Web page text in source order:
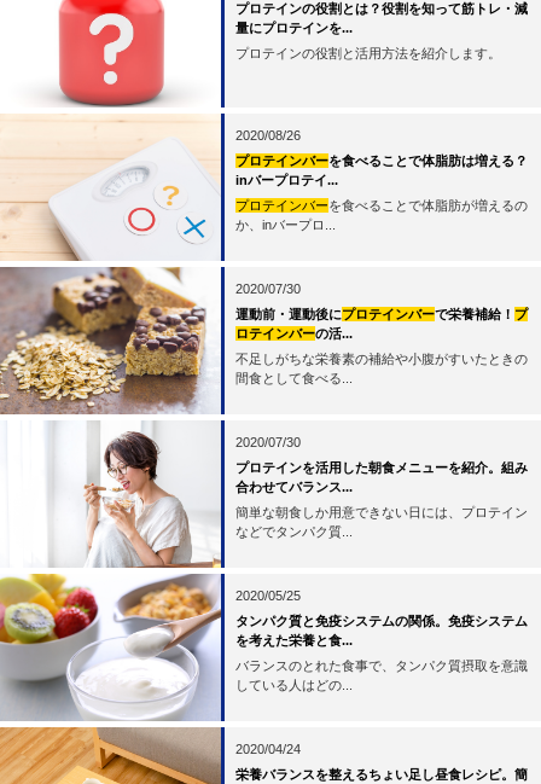
プロテインの役割とは？役割を知って筋トレ・減
量にプロテインを...
プロテインの役割と活用方法を紹介します。
2020/08/26
プロテインバーを食べることで体脂肪は増える？
inバープロテイ...
プロテインバーを食べることで体脂肪が増えるの
か、inバープロ...
2020/07/30
運動前・運動後にプロテインバーで栄養補給！ プ
ロテインバーの活...
不足しがちな栄養素の補給や小腹がすいたときの
間食として食べる...
2020/07/30
プロテインを活用した朝食メニューを紹介。組み
合わせてバランス...
簡単な朝食しか用意できない日には、プロテイン
などでタンパク質...
2020/05/25
タンパク質と免疫システムの関係。免疫システム
を考えた栄養と食...
バランスのとれた食事で、タンパク質摂取を意識
している人はどの...
2020/04/24
栄養バランスを整えるちょい足し昼食レシピ。簡